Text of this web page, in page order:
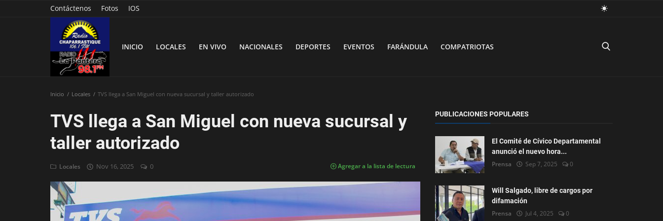
Contáctenos Fotos IOS
INICIO LOCALES EN VIVO NACIONALES DEPORTES EVENTOS FARÁNDULA COMPATRIOTAS
Inicio Locales TVS llega a San Miguel con nueva sucursal y taller autorizado
TVS llega a San Miguel con nueva sucursal y
taller autorizado
Locales Nov 16, 2025 0 Agregar a la lista de lectura
PUBLICACIONES POPULARES
El Comité de Cívico Departamental
anunció el nuevo hora...
Prensa Sep 7, 2025 0
Will Salgado, libre de cargos por
difamación
Prensa Jul 4, 2025 0